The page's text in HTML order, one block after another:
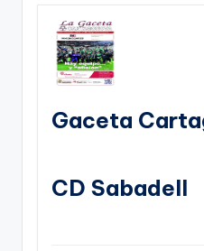
Gaceta
CD Sabadell